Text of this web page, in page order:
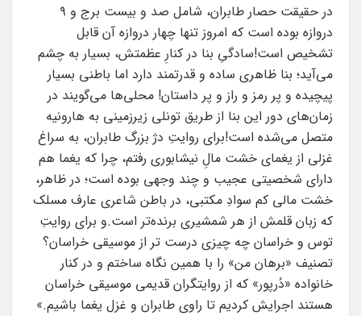
در حقیقت حصار طابران، شامل صد و بیست برج و ۹
دروازه بوده است که امروز تنها چهار دروازه آن قابل
تشخیص است!سادگیِ بنا در کنارِ عظمتش، بسیار به چشم
می‌آید؛ بنا ظاهری ساده و قدرتمند دارد اما باطنی بسیار
پیچیده و پر رمز و راز و پر داستان! محلی‌ها می‌گویند در
زمان‌های دور این بنا از طریق تونلی زیرزمینی به هارونیه
متصل می‌شده است!برای روایتِ دژ بزرگ طابران، به سراغ
غزلی از یغمای خشت مالِ نیشابوری رفتم، چرا که یغما هم
دارای شخصیتی عجیب و چند وجهی بوده است؛ در ظاهر،
خشت مالی کم سوادِ مکتبی، در باطن شاعری عارف مسلک
که زبان قلمش از هر شمشیری برنده‌تر است.و برای روایتِ
توس و خراسان چه چیزی درست تر از موسیقی خراسان؟
تصنیف «برهان من» را با همین نگاه ساختم و در کنار
خانواده «دُرپور» که از روایتگران قدیمی موسیقی خراسان
هستند اجرایش کردیم تا راوی طابران و غزل یغما باشیم.»